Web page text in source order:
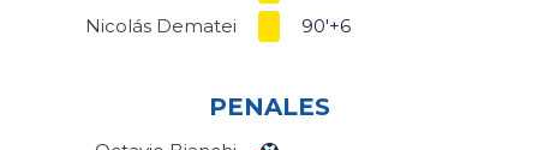
Nicolás Dematei
90'+6
PENALES